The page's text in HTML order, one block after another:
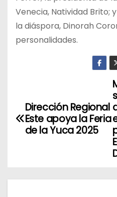
Venecia, Natividad Brito;
la diáspora, Dinorah
personalidades.
aDirección Regional
Este apoya la Feria
de la Yuca 2025